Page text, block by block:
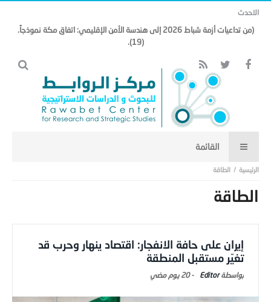
الاحدث
(من تداعيات أزمة شباط 2026 إلى هندسة الأمن الإقليمي: اتفاق مكة نموذجاً.
(19).
الطاقة
الطاقة
إيران على حافة الانفجار: اقتصاد ينهار وحرب قد
تغيّر مستقبل المنطقة
Editor
-20 يوم ‎مضي